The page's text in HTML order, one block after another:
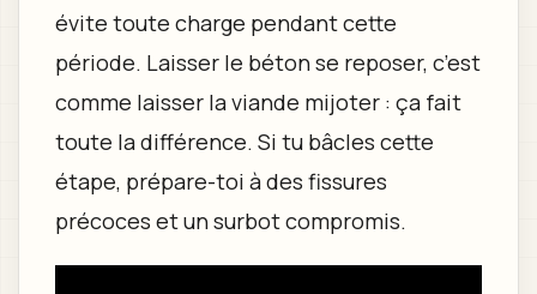
évite toute charge pendant cette
période. Laisser le béton se reposer, c’est
comme laisser la viande mijoter : ça fait
toute la différence. Si tu bâcles cette
étape, prépare-toi à des fissures
précoces et un surbot compromis.